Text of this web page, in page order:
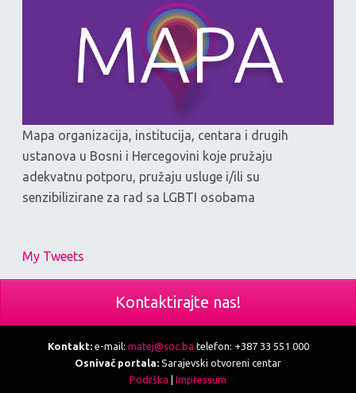
Mapa organizacija, institucija, centara i drugih
ustanova u Bosni i Hercegovini koje pružaju
adekvatnu potporu, pružaju usluge i/ili su
senzibilizirane za rad sa LGBTI osobama
My Tweets
Kontaktirajte nas!
Kontakt:e-mail: matej@soc.ba telefon: +387 33 551 000
Osnivač portala: Sarajevski otvoreni centar
Podrška | Impressum